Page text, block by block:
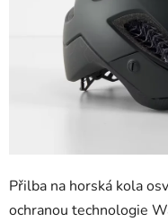
Přilba na horská kola
ochranou technologie